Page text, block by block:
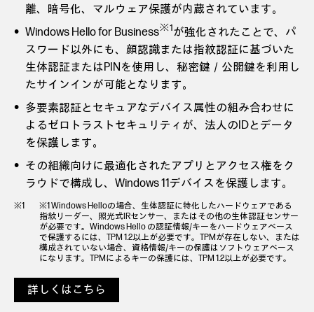
離、暗号化、マルウェア保護が内蔵されています。
Windows Hello for Business※1が強化されたことで、パ
スワード以外にも、顔認識または指紋認証に基づいた
生体認証またはPINを使用し、秘密鍵／公開鍵を利用し
たサインインが可能となります。
多要素認証とセキュアなデバイス属性の組み合わせに
よるゼロトラストセキュリティが、法人のIDとデータ
を保護します。
その組織向けに最適化されたアプリとアクセス権をク
ラウドで構成し、Windows 11デバイスを保護します。
※1 Windows Helloの場合、生体認証に特化したハードウェアである
指紋リーダー、照光式IRセンサー、またはその他の生体認証センサー
が必要です。Windows Hello の認証情報/キーをハードウェアベース
で保護するには、TPM 1.2以上が必要です。TPMが存在しない、または
構成されていない場合、資格情報/キーの保護はソフトウェアベース
になります。TPMによるキーの保護には、TPM 1.2以上が必要です。
詳しくはこちら